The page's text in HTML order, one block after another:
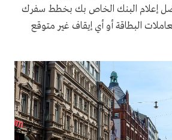
إعلام البنك الخاص بك بخطط سفرك
البطاقة أو أي إيقاف غير متوقع